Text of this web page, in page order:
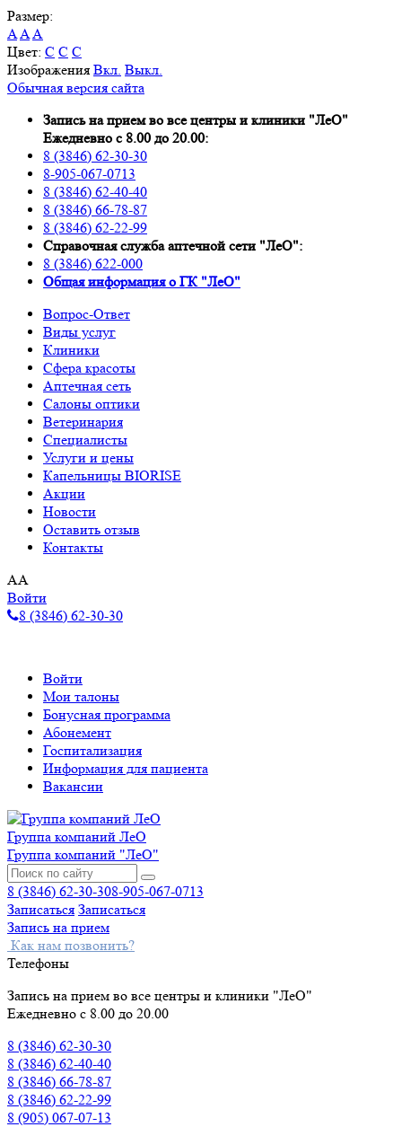
Размер:
AAA
Цвет: C C C
Изображения Вкл. Выкл.
Обычная версия сайта
Запись на прием во все центры и клиники "ЛеО"
Ежедневно с 8.00 до 20.00:
8 (3846) 62-30-30
8-905-067-0713
8 (3846) 62-40-40
8 (3846) 66-78-87
8 (3846) 62-22-99
Справочная служба аптечной сети "ЛеО":
8 (3846) 622-000
Oбщая информация о ГК "ЛеО"
Вопрос-Ответ
Виды услуг
Клиники
Сфера красоты
Аптечная сеть
Салоны оптики
Ветеринария
Специалисты
Услуги и цены
Капельницы BIORISE
Акции
Новости
Оставить отзыв
Контакты
AA
Войти
8 (3846) 62-30-30
Войти
Мои талоны
Бонусная программа
Абонемент
Госпитализация
Информация для пациента
Вакансии
Группа компаний ЛеО
Группа компаний "ЛеО"
8 (3846) 62-30-308-905-067-0713
Записаться Записаться
Запись на прием
Как нам позвонить?
Телефоны
Запись на прием во все центры и клиники "ЛеО"
Ежедневно с 8.00 до 20.00
8 (3846) 62-30-30
8 (3846) 62-40-40
8 (3846) 66-78-87
8 (3846) 62-22-99
8 (905) 067-07-13